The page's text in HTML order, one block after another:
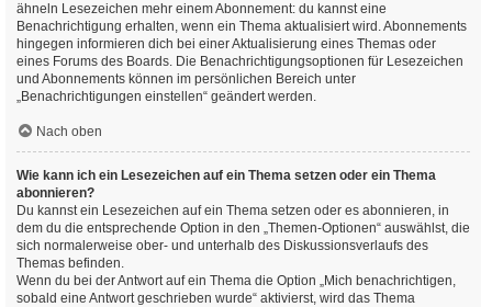
ähneln Lesezeichen mehr einem Abonnement: du kannst eine
Benachrichtigung erhalten, wenn ein Thema aktualisiert wird. Abonnements
hingegen informieren dich bei einer Aktualisierung eines Themas oder
eines Forums des Boards. Die Benachrichtigungsoptionen für Lesezeichen
und Abonnements können im persönlichen Bereich unter
„Benachrichtigungen einstellen“ geändert werden.
Nach oben
Wie kann ich ein Lesezeichen auf ein Thema setzen oder ein Thema
abonnieren?
Du kannst ein Lesezeichen auf ein Thema setzen oder es abonnieren, in
dem du die entsprechende Option in den „Themen-Optionen“ auswählst, die
sich normalerweise ober- und unterhalb des Diskussionsverlaufs des
Themas befinden.
Wenn du bei der Antwort auf ein Thema die Option „Mich benachrichtigen,
sobald eine Antwort geschrieben wurde“ aktivierst, wird das Thema